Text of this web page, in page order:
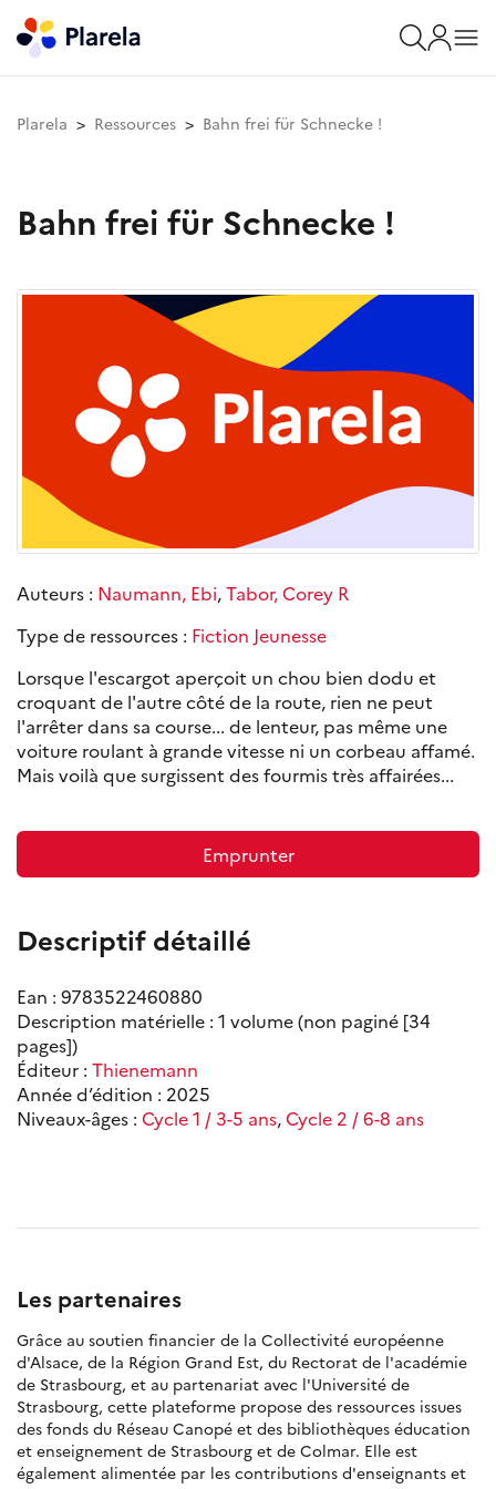
Plarela Ressources Bahn frei für Schnecke !
Bahn frei für Schnecke !
Auteurs : Naumann, Ebi,Tabor, Corey R
Type de ressources : Fiction Jeunesse
Lorsque l'escargot aperçoit un chou bien dodu et
croquant de l'autre côté de la route, rien ne peut
l'arrêter dans sa course... de lenteur, pas même une
voiture roulant à grande vitesse ni un corbeau affamé.
Mais voilà que surgissent des fourmis très affairées...
Emprunter
Descriptif détaillé
Ean : 9783522460880
Description matérielle : 1 volume (non paginé [34
pages])
Éditeur : Thienemann
Année d’édition : 2025
Niveaux-âges : Cycle 1 / 3-5 ans,Cycle 2 / 6-8 ans
Les partenaires
Grâce au soutien financier de la Collectivité européenne
d'Alsace, de la Région Grand Est, du Rectorat de l'académie
de Strasbourg, et au partenariat avec l'Université de
Strasbourg, cette plateforme propose des ressources issues
des fonds du Réseau Canopé et des bibliothèques éducation
et enseignement de Strasbourg et de Colmar. Elle est
également alimentée par les contributions d'enseignants et